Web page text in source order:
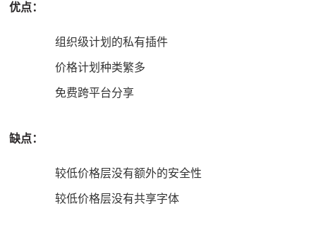
优点：
组织级计划的私有插件
价格计划种类繁多
免费跨平台分享
缺点：
较低价格层没有额外的安全性
较低价格层没有共享字体